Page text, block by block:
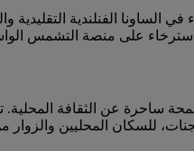
الساونا الفنلندية
على منصة التشمس
ساحرة عن الثقافة المحلية.
للسكان المحليين